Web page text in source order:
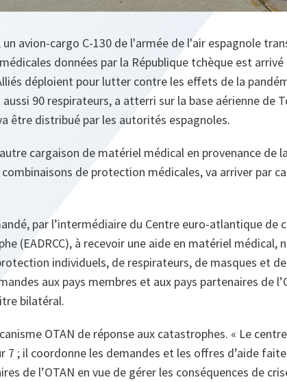
un avion-cargo C-130 de l'armée de l'air espagnole
données par la République tchèque est arrivé
déploient pour lutter contre les effets de la
90 respirateurs, a atterri sur la base aérienne de
être distribué par les autorités espagnoles.
cargaison de matériel médical en provenance de
de protection médicales, va arriver par
par l’intermédiaire du Centre euro-atlantique de
(EADRCC), à recevoir une aide en matériel médical,
individuels, de respirateurs, de masques et
aux pays membres et aux pays partenaires de
bilatéral.
OTAN de réponse aux catastrophes. « Le
7 ; il coordonne les demandes et les offres d’aide
de l’OTAN en vue de gérer les conséquences de